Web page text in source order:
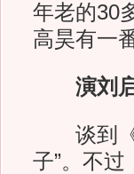
年老的30
高昊有
演刘
谈到《
子”。不